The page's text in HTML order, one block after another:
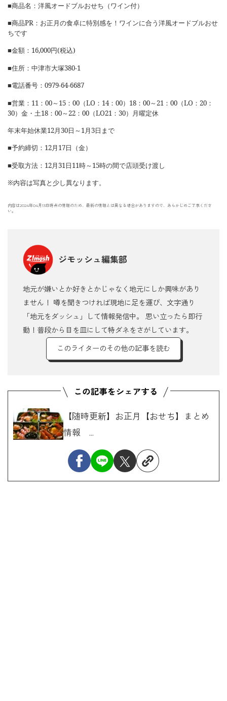
■商品名：洋風オードブルおせち（ワイン付）
■商品PR ：お正月の食卓に特別感を！ワインに合う洋風オードブルおせ
ちです
■金額： 16,000円(税込)
■住所：中津市大塚380-1
■電話番号： 0979-64-6687
■営業： 11 ： 00～ 15 ： 00 （LO ： 14： 00） 18 ： 00～21 ： 00 （LO ： 20 ：
30）金・土18 ： 00～22 ： 00 （LO21 ： 30）月曜定休
年末年始休業12月30日～ 1月3日まで
■予約締切： 12月 17日（金）
■受取方法： 12月31日11時～ 15時の間で店頭受け渡し
※内容は写真と少し異なります。
内容は2024年04月13日時点の情報のため、最新の情報とは異なる場合がありますので、あらかじめご了承くださ
い。
ジモッシュ編集部
地元が嫌いとか好きとかじゃなく地元にしか興味があり
ません！ 噂を聞きつければ現地に足を運び、文字通り
「地元をダッシュ」して情報発信中。 思い立ったら即行
動！普段から目を皿にして特ダネをさがしています。
このライターのその他の記事を読む
【随時更新】お正月【おせち】まとめ
情報 ...